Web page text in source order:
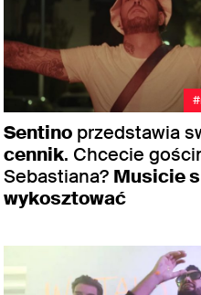
Sentino przedstawia
cennik. Chcecie
Sebastiana? Musicie
wykosztować